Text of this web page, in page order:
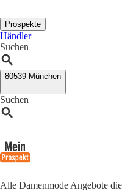
Prospekte
Händler
Suchen
80539 München
Suchen
Alle Damenmode Angebote